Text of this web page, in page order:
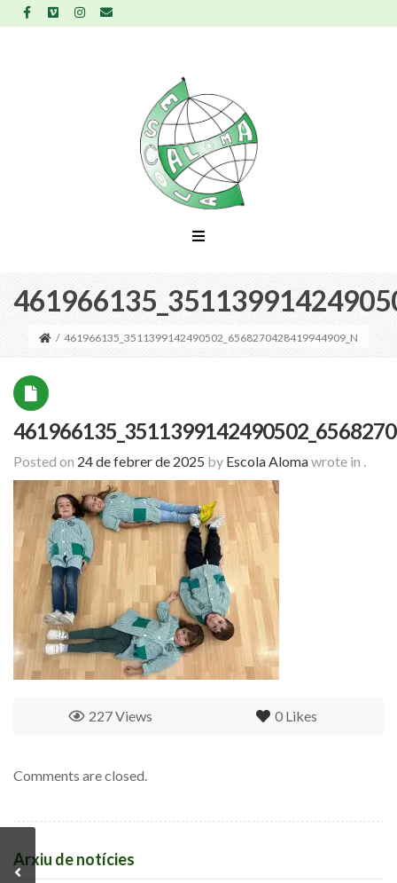
/ 461966135_3511399142490502_6568270428419944909_N
Posted on 24 de febrer de 2025 by Escola Alomawrote in .
0 Likes
227 Views
Comments are closed.
Arxiu de notícies